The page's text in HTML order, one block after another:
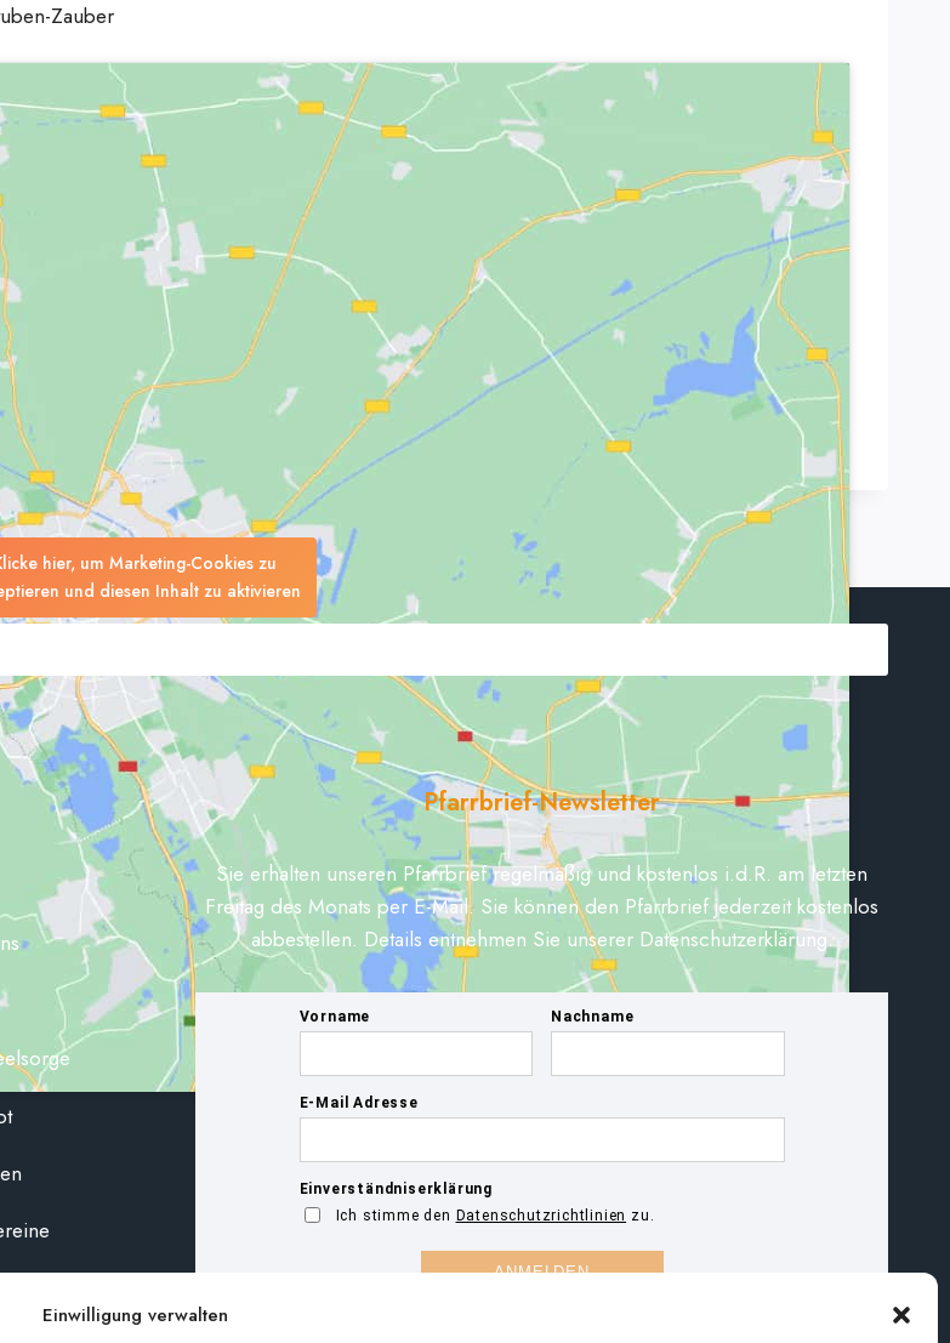
Einwilligung verwalten
Zauber
hier, um Marketing-Cookies zu
und diesen Inhalt zu aktivieren
Pfarrbrief-Newsletter
Sie erhalten unseren Pfarrbrief regelmäßig und kostenlos i.d.R. am letzten
Freitag des Monats per E-Mail. Sie können den Pfarrbrief jederzeit kostenlos
abbestellen. Details entnehmen Sie unserer Datenschutzerklärung.